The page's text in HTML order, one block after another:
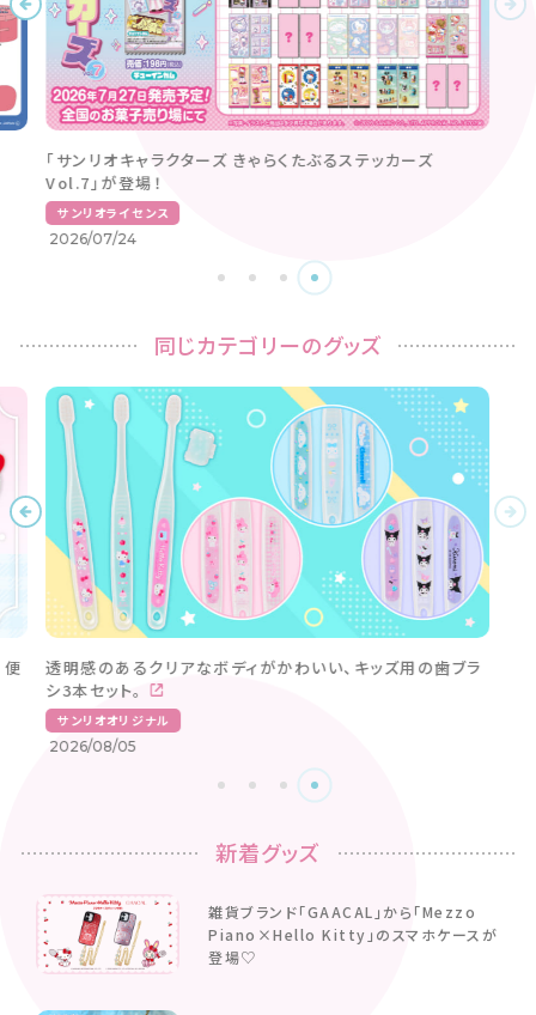
同じカテゴリーのグッズ
新着グッズ
雑貨ブランド「GAACAL」から「Mezzo
Piano×Hello Kitty」のスマホケースが
登場♡